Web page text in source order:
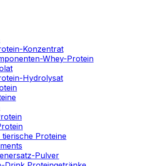
Konzentrat
Whey-Protein
Hydrolysat
tierische Proteine
Pulver